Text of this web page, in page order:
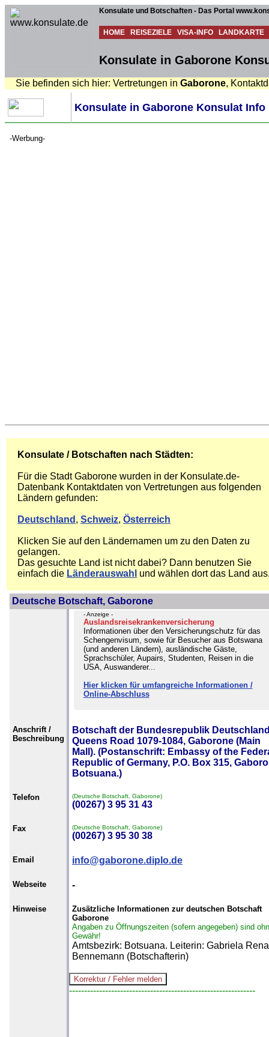
Konsulate und Botschaften - Das Portal
HOME REISEZIELE VISA-INFO LANDKARTE
Konsulate in Gaborone
Sie befinden sich hier: Vertretungen in Gaborone,
Konsulate in Gaborone Konsulat Info
-Werbung-
Konsulate / Botschaften nach Städten:
Für die Stadt Gaborone wurden in der Konsulate.de-
Datenbank Kontaktdaten von Vertretungen aus folgenden
Ländern gefunden:
Deutschland , Schweiz, Österreich
Klicken Sie auf den Ländernamen um zu den Daten zu
gelangen.
Das gesuchte Land ist nicht dabei? Dann benutzen Sie
einfach die Länderauswahl und wählen dort das Land
Deutsche Botschaft, Gaborone
- Anzeige -
Auslandsreisekrankenversicherung
Informationen über den Versicherungschutz für das
Schengenvisum, sowie für Besucher aus Botswana
(und anderen Ländern), ausländische Gäste,
Sprachschüler, Aupairs, Studenten, Reisen in die
USA, Auswanderer...
Hier klicken für umfangreiche Informationen /
Online-Abschluss
Anschrift /
Beschreibung
Botschaft der Bundesrepublik
Queens Road 1079-1084, Gaborone (Main
Mall). (Postanschrift: Embassy of the
Republic of Germany, P.O. Box 315,
Botsuana.)
Telefon (Deutsche Botschaft, Gaborone)
(00267) 3 95 31 43
Fax (Deutsche Botschaft, Gaborone)
(00267) 3 95 30 38
Email info@gaborone.diplo.de
Webseite -
Hinweise
Zusätzliche Informationen zur deutschen Botschaft
Gaborone
Angaben zu Öffnungszeiten (sofern angegeben) sind
Gewähr!
Amtsbezirk: Botsuana. Leiterin: Gabriela
Bennemann (Botschafterin)
--------------------------------------------------------------